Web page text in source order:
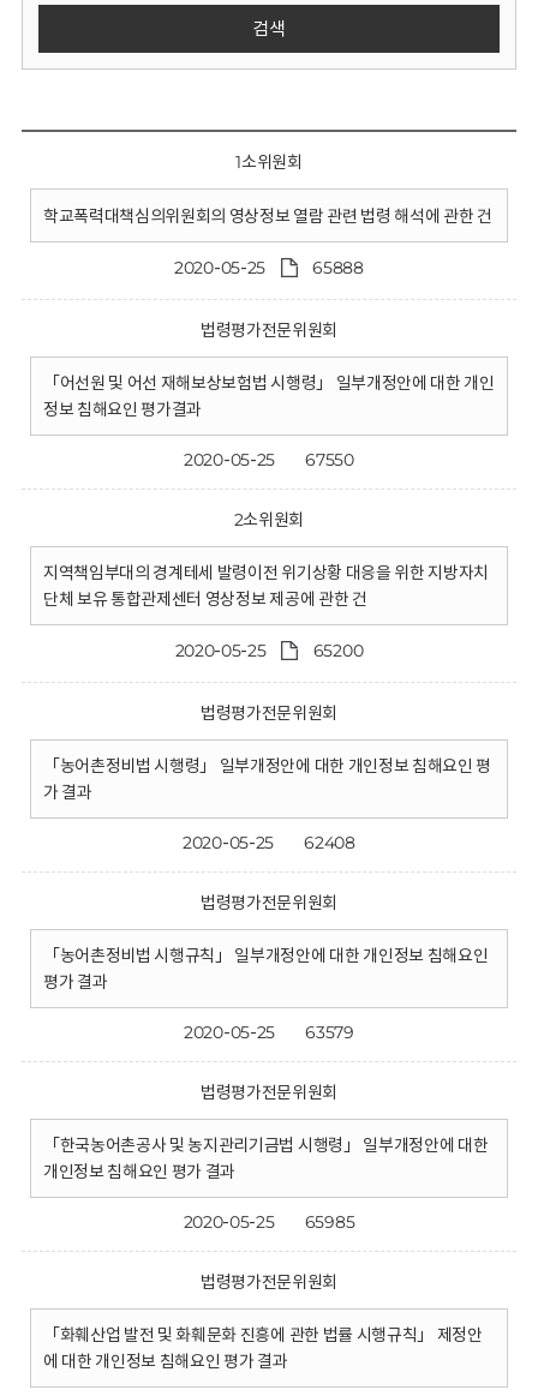
검색
1소위원회
학교폭력대책심의위원회의 영상정보 열람 관련 법령 해석에 관한 건
2020-05-25 65888
법령평가전문위원회
「어선원 및 어선 재해보상보험법 시행령」 일부개정안에 대한 개인
정보 침해요인 평가결과
2020-05-25 67550
2소위원회
지역책임부대의 경계테세 발령이전 위기상황 대응을 위한 지방자치
단체 보유 통합관제센터 영상정보 제공에 관한 건
2020-05-25 65200
법령평가전문위원회
「농어촌정비법 시행령」 일부개정안에 대한 개인정보 침해요인 평
가 결과
2020-05-25 62408
법령평가전문위원회
「농어촌정비법 시행규칙」 일부개정안에 대한 개인정보 침해요인
평가 결과
2020-05-25 63579
법령평가전문위원회
「한국농어촌공사 및 농지관리기금법 시행령」 일부개정안에 대한
개인정보 침해요인 평가 결과
2020-05-25 65985
법령평가전문위원회
「화훼산업 발전 및 화훼문화 진흥에 관한 법률 시행규칙」 제정안
에 대한 개인정보 침해요인 평가 결과